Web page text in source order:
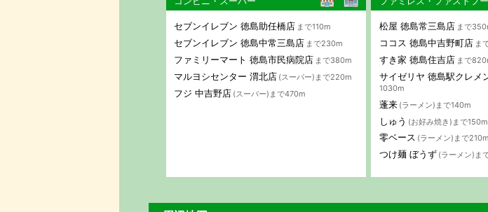
セブンイレブン 徳島助任橋店 まで110m
セブンイレブン 徳島中常三島店 まで230m
ファミリーマート 徳島市民病院店 まで380m
マルヨシセンター 渭北店 (スーパー)まで220m
フジ 中吉野店 (スーパー)まで470m
松屋 徳島常三島店 まで
ココス 徳島中吉野町店 ま
すき家 徳島住吉店 まで
サイゼリヤ 徳島駅クレメ
1030m
蓬来 (ラーメン)まで140m
しゅう (お好み焼き)まで150m
零ベース (ラーメン)まで210m
つけ麺 ぼうず (ラーメン)ま